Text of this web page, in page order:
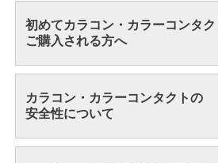
初めてカラコン・カラーコンタク
ご購入される方へ
カラコン・カラーコンタクトの
安全性について